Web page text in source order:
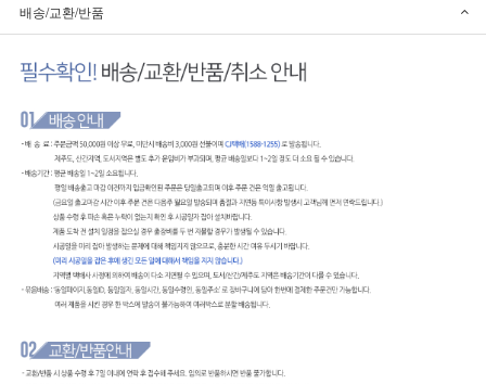
배송/교환/반품